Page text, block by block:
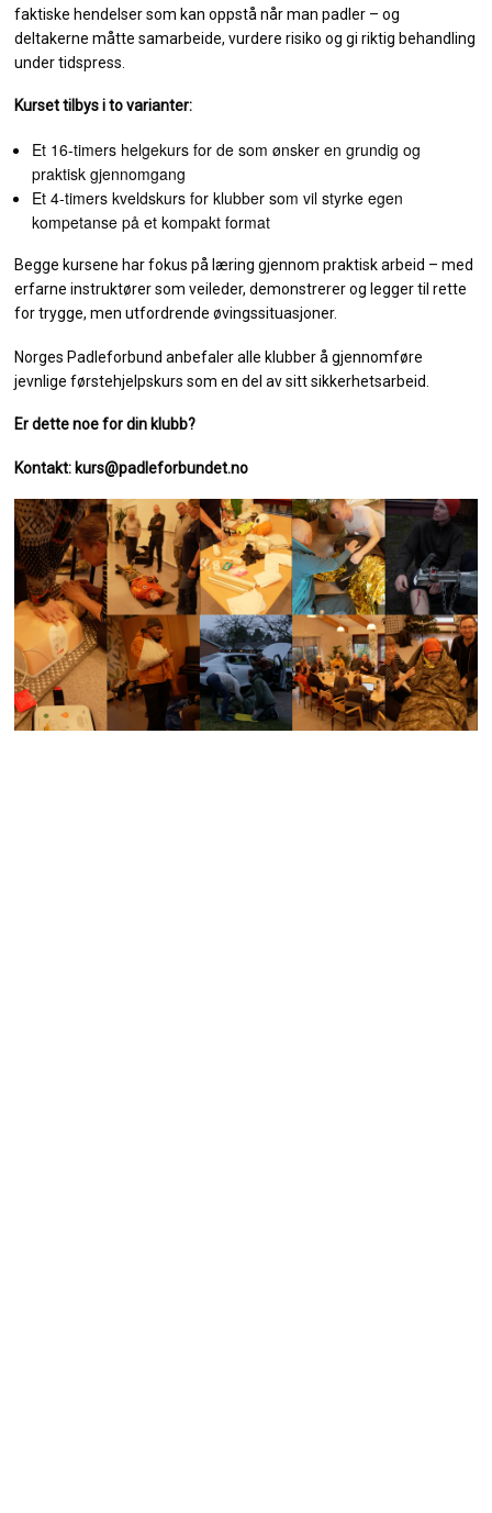
faktiske hendelser som kan oppstå når man padler – og
deltakerne måtte samarbeide, vurdere risiko og gi riktig behandling
under tidspress.
Kurset tilbys i to varianter:
Et 16-timers helgekurs for de som ønsker en grundig og
praktisk gjennomgang
Et 4-timers kveldskurs for klubber som vil styrke egen
kompetanse på et kompakt format
Begge kursene har fokus på læring gjennom praktisk arbeid – med
erfarne instruktører som veileder, demonstrerer og legger til rette
for trygge, men utfordrende øvingssituasjoner.
Norges Padleforbund anbefaler alle klubber å gjennomføre
jevnlige førstehjelpskurs som en del av sitt sikkerhetsarbeid.
Er dette noe for din klubb?
Kontakt: kurs@padleforbundet.no